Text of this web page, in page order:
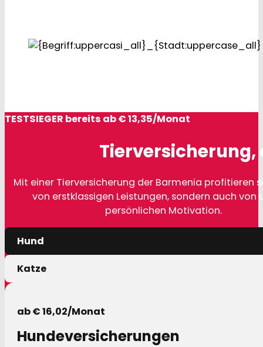
TESTSIEGER bereits ab € 13,35/Monat
Tierversicherung,
Mit einer Tierversicherung der Barmenia profitieren
von erstklassigen Leistungen, sondern auch von
persönlichen Motivation.
Hund
Katze
ab € 16,02/Monat
Hundeversicherungen